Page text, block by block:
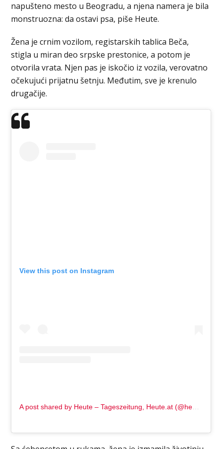
napušteno mesto u Beogradu, a njena namera je bila
monstruozna: da ostavi psa, piše Heute.
Žena je crnim vozilom, registarskih tablica Beča,
stigla u miran deo srpske prestonice, a potom je
otvorila vrata. Njen pas je iskočio iz vozila, verovatno
očekujući prijatnu šetnju. Međutim, sve je krenulo
drugačije.
View this post on Instagram
A post shared by Heute – Tageszeitung, Heute.at (@heute.at)